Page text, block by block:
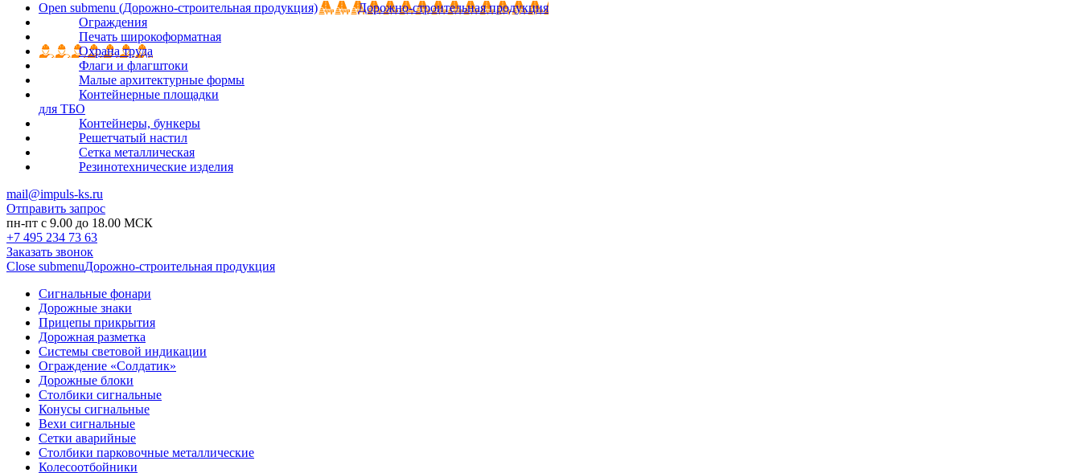
Open submenu (Дорожно-строительная продукция)
Дорожно-строительная продукция
Ограждения
Печать широкоформатная
Охрана труда
Флаги и флагштоки
Малые архитектурные формы
Контейнерные площадки
для ТБО
Контейнеры, бункеры
Решетчатый настил
Сетка металлическая
Резинотехнические изделия
mail@impuls-ks.ru
Отправить запрос
пн-пт с 9.00 до 18.00 МСК
+7 495 234 73 63
Заказать звонок
Close submenuДорожно-строительная продукция
Сигнальные фонари
Дорожные знаки
Прицепы прикрытия
Дорожная разметка
Системы световой индикации
Ограждение «Солдатик»
Дорожные блоки
Столбики сигнальные
Конусы сигнальные
Вехи сигнальные
Сетки аварийные
Столбики парковочные металлические
Колесоотбойники